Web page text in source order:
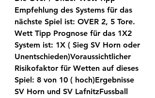
Empfehlung des Systems für das
nächste Spiel ist: OVER 2, 5 Tore.
Wett Tipp Prognose für das 1X2
System ist: 1X ( Sieg SV Horn oder
Unentschieden)Voraussichtlicher
Risikofaktor für Wetten auf dieses
Spiel: 8 von 10 ( hoch)Ergebnisse
SV Horn und SV LafnitzFussball